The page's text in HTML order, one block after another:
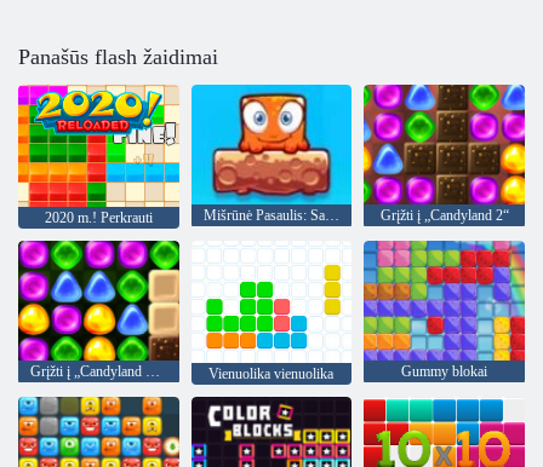
Panašūs flash žaidimai
2020 m.! Perkrauti Mišrūnė Pasaulis: Savaitgalis Grįžti į „Candyland 2“
Grįžti į „Candyland 4“: „Lollipop“ sodas Vienuolika vienuolika Gummy blokai